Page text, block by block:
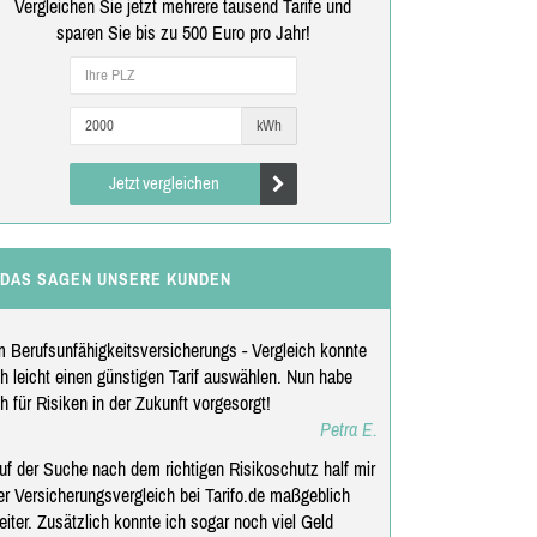
Vergleichen Sie jetzt mehrere tausend Tarife und
sparen Sie bis zu 500 Euro pro Jahr!
kWh
Jetzt vergleichen
DAS SAGEN UNSERE KUNDEN
Berufsunfähigkeitsversicherungs - Vergleich konnte
leicht einen günstigen Tarif auswählen. Nun habe
für Risiken in der Zukunft vorgesorgt!
Petra E.
der Suche nach dem richtigen Risikoschutz half mir
Versicherungsvergleich bei Tarifo.de maßgeblich
Zusätzlich konnte ich sogar noch viel Geld